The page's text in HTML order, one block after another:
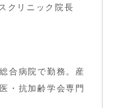
クリニック 院長
合病院で勤務。産
・抗加齢学会専門